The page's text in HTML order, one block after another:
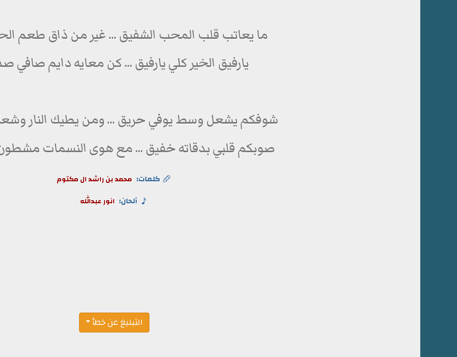
ما يعاتب قلب المحب الشفيق ... غير من ذاق طعم
يارفيق الخير كلي يارفيق ... كن معايه دايم صافي
شوفكم يشعل وسط يوفي حريق ... ومن يطيك النار
صوبكم قلبي بدقاته خفيق ... مع هوى النسمات
كلمات: محمد بن راشد ال مكتوم
ألحان: انور عبدالله
التبليغ عن خطأ